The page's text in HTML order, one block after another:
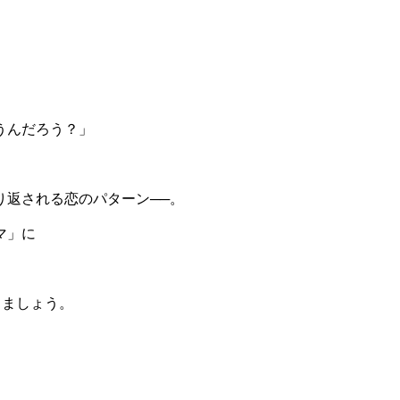
だろう？」
される恋のパターン──。
」に
しょう。